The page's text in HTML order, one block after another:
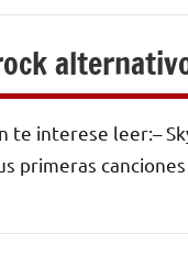
te interese leer:–
primeras